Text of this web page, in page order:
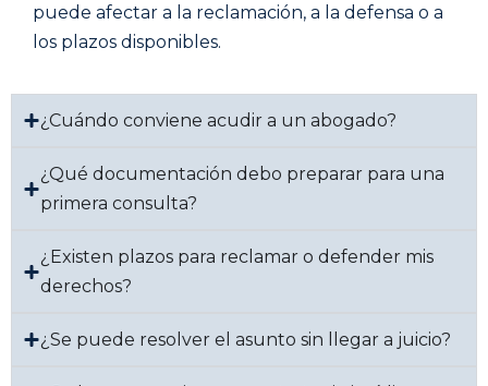
puede afectar a la reclamación, a la defensa o a
los plazos disponibles.
¿Cuándo conviene acudir a un abogado?
¿Qué documentación debo preparar para una
primera consulta?
¿Existen plazos para reclamar o defender mis
derechos?
¿Se puede resolver el asunto sin llegar a juicio?